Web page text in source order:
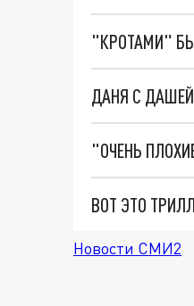
"КРОТАМИ"
ДАНЯ С
ВОТ ЭТО
Новости СМИ2